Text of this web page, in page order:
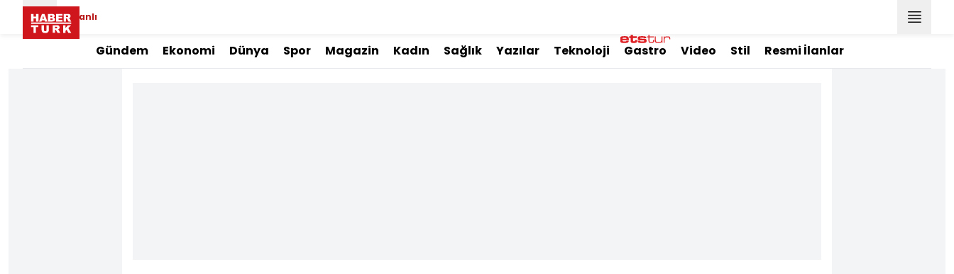
Canlı
Gündem Ekonomi Dünya Spor Magazin Kadın Sağlık Yazılar Teknoloji Gastro Video Stil Resmi İlanlar